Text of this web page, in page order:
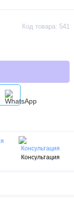
Код товара: 541
Консультация